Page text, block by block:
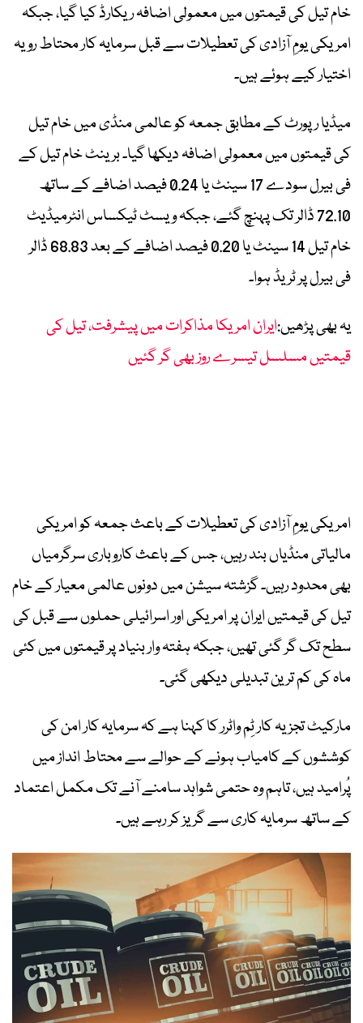
خام تیل کی قیمتوں میں معمولی اضافہ ریکارڈ کیا گیا، جبکہ
امریکی یومِ آزادی کی تعطیلات سے قبل سرمایہ کار محتاط رویہ
اختیار کیے ہوئے ہیں۔
میڈیا رپورٹ کے مطابق جمعہ کو عالمی منڈی میں خام تیل
کی قیمتوں میں معمولی اضافہ دیکھا گیا۔ برینٹ خام تیل کے
فی بیرل سودے 17 سینٹ یا 0.24 فیصد اضافے کے ساتھ
72.10 ڈالر تک پہنچ گئے، جبکہ ویسٹ ٹیکساس انٹرمیڈیٹ
خام تیل 14 سینٹ یا 0.20 فیصد اضافے کے بعد 68.83 ڈالر
فی بیرل پر ٹریڈ ہوا۔
یہ بھی پڑھیں:ایران امریکا مذاکرات میں پیشرفت، تیل کی
قیمتیں مسلسل تیسرے روز بھی گر گئیں
امریکی یومِ آزادی کی تعطیلات کے باعث جمعہ کو امریکی
مالیاتی منڈیاں بند رہیں، جس کے باعث کاروباری سرگرمیاں
بھی محدود رہیں۔ گزشتہ سیشن میں دونوں عالمی معیار کے خام
تیل کی قیمتیں ایران پر امریکی اور اسرائیلی حملوں سے قبل کی
سطح تک گر گئی تھیں، جبکہ ہفتہ وار بنیاد پر قیمتوں میں کئی
ماہ کی کم ترین تبدیلی دیکھی گئی۔
مارکیٹ تجزیہ کار ٹِم واٹرر کا کہنا ہے کہ سرمایہ کار امن کی
کوششوں کے کامیاب ہونے کے حوالے سے محتاط انداز میں
پُرامید ہیں، تاہم وہ حتمی شواہد سامنے آنے تک مکمل اعتماد
کے ساتھ سرمایہ کاری سے گریز کر رہے ہیں۔